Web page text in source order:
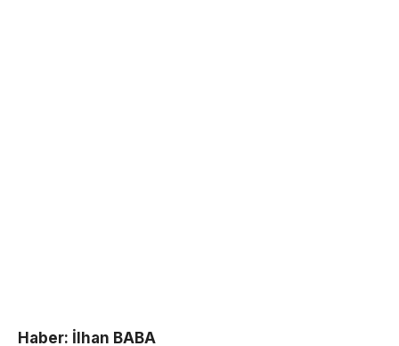
Haber: İlhan BABA